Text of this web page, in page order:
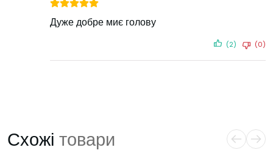
Дуже добре миє голову
(2) (0)
Схожі товари